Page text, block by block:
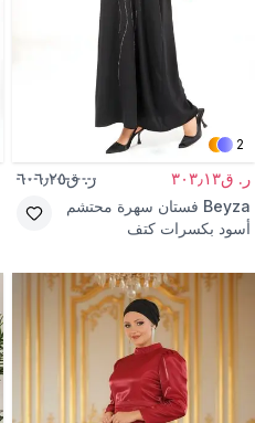
2
ر. ق٣٠٣٫١٣ ر. ق٦٠٦٫٢٥
Beyza فستان سهرة محتشم
أسود بكسرات كتف